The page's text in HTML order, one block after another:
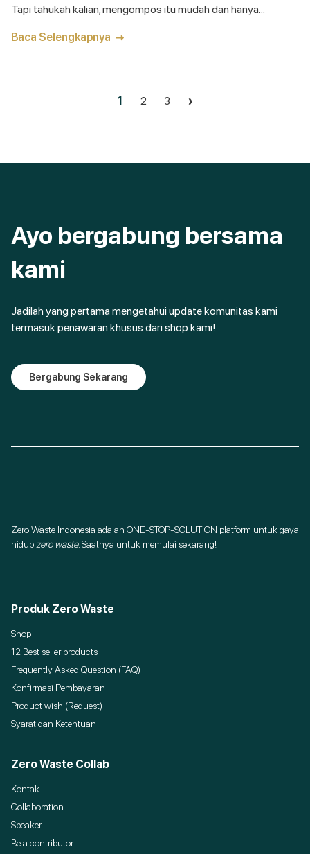
Tapi tahukah kalian, mengompos itu mudah dan hanya
apa yang terlintas di pikiran kalian? Mungkin pertanian?
Baca Selengkapnya
1 2 3
Ayo bergabung bersama
kami
Jadilah yang pertama mengetahui update komunitas kami
termasuk penawaran khusus dari shop kami!
Bergabung Sekarang
Zero Waste Indonesia adalah ONE-STOP-SOLUTION platform untuk gaya
hidup zero waste. Saatnya untuk memulai sekarang!
Produk Zero Waste
Shop
12 Best seller products
Frequently Asked Question (FAQ)
Konfirmasi Pembayaran
Product wish (Request)
Syarat dan Ketentuan
Zero Waste Collab
Kontak
Collaboration
Speaker
Be a contributor